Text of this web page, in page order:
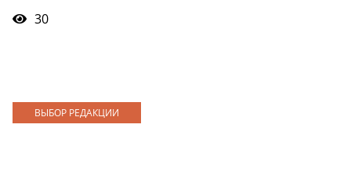
30
ВЫБОР РЕДАКЦИИ